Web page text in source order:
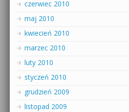
czerwiec 2010
maj 2010
kwiecień 2010
marzec 2010
luty 2010
styczeń 2010
grudzień 2009
listopad 2009